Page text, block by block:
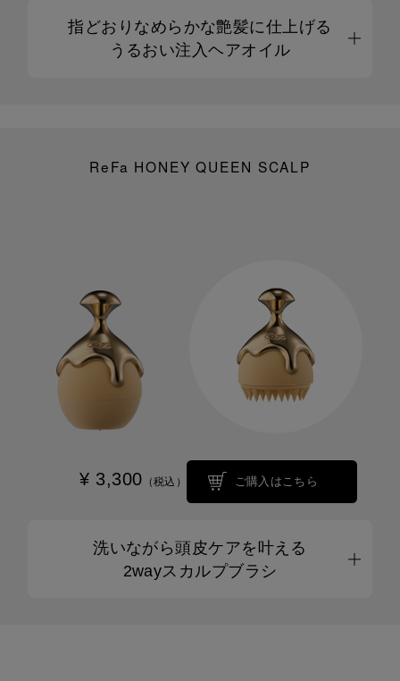
指どおりなめらかな艶髪に仕上げる
うるおい注入ヘアオイル
ReFa HONEY QUEEN SCALP
¥ 3,300 （税込） ご購入はこちら
洗いながら頭皮ケアを叶える
2wayスカルプブラシ